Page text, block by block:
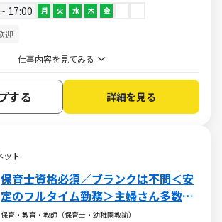
17:00 月 火 水 木 金
迎
仕事内容を見てみる
する 詳細を見る
ット
保育士資格必須／ブランクは不問＜安
定のフルタイム勤務＞主婦さん多数活
躍中♪
保育・教育・教師（保育士・幼稚園教諭）